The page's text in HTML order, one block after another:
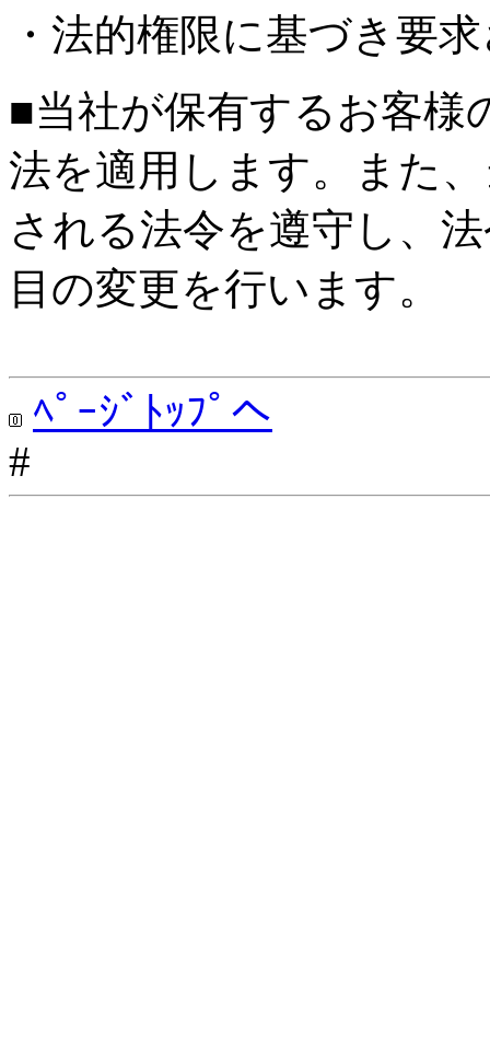
・法的権限に基づき要
■当社が保有するお客様
法を適用します。また
される法令を遵守し、
目の変更を行います。
ﾍﾟｰｼﾞﾄｯﾌﾟへ
#